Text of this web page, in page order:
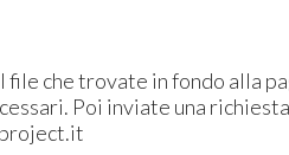
file che trovate in fondo alla
Poi inviate una